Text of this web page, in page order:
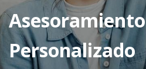
Asesoramiento
Personalizado